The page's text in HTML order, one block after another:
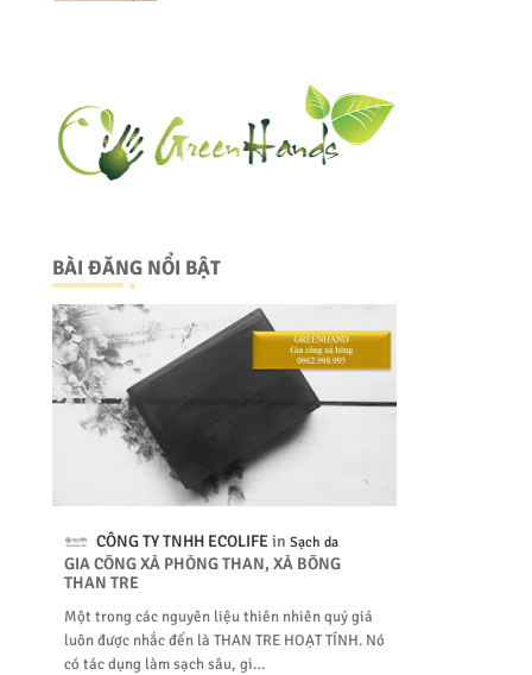
BÀI ĐĂNG NỔI BẬT
CÔNG TY TNHH ECOLIFE Sạch da
GIA CÔNG XÀ PHÒNG THAN, XÀ BÔNG
THAN TRE
Một trong các nguyên liệu thiên nhiên quý giá
luôn được nhắc đến là THAN TRE HOẠT TÍNH. Nó
có tác dụng làm sạch sâu, gi…